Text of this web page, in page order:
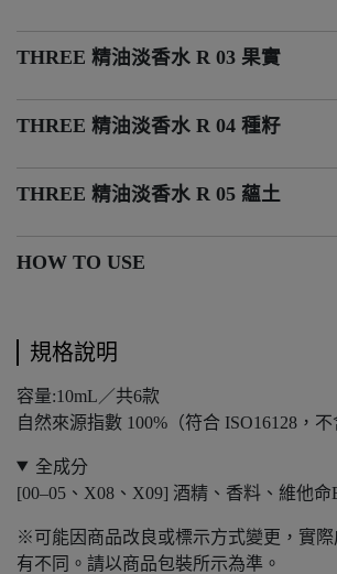
THREE 精油淡香水 R 03 果實
THREE 精油淡香水 R 04 種籽
THREE 精油淡香水 R 05 蘊土
HOW TO USE
規格說明
容量:10mL／共6款
自然來源指數 100%（符合 ISO16128，不
全成分
[00–05、X08、X09] 酒精、香料、維他命
※可能因商品改良或標示方式變更，實
有不同。請以商品包裝所示為準。